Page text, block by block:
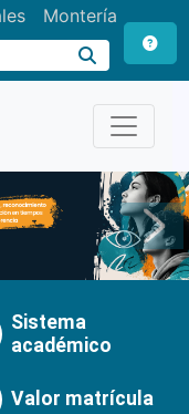
Montería
Sistema
académico
Valor matrícula